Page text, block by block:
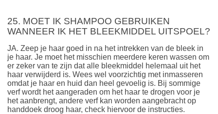
25. MOET IK SHAMPOO GEBRUIKEN
WANNEER IK HET BLEEKMIDDEL UITSPOEL?
JA. Zeep je haar goed in na het intrekken van de bleek in
je haar. Je moet het misschien meerdere keren wassen om
er zeker van te zijn dat alle bleekmiddel helemaal uit het
haar verwijderd is. Wees wel voorzichtig met inmasseren
omdat je haar en huid dan heel gevoelig is. Bij sommige
verf wordt het aangeraden om het haar te drogen voor je
het aanbrengt, andere verf kan worden aangebracht op
handdoek droog haar, check hiervoor de instructies.